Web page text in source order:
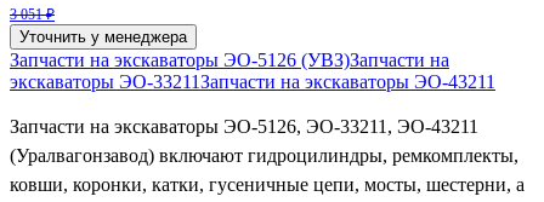
3 051 ₽
Уточнить у менеджера
Запчасти на экскаваторы ЭО-5126 (УВЗ)Запчасти на
экскаваторы ЭО-33211Запчасти на экскаваторы ЭО-43211
Запчасти на экскаваторы ЭО-5126, ЭО-33211, ЭО-43211
(Уралвагонзавод) включают гидроцилиндры, ремкомплекты,
ковши, коронки, катки, гусеничные цепи, мосты, шестерни, а